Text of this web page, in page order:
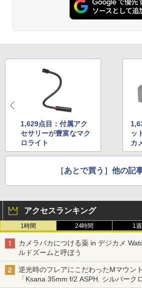
1,629点目：付属アク
セサリーが豊富なマク
ロライト
ッ
カ
［あとで買う］他の記
アクセスランキング
1時間 24時間 1
カメラバカにつける薬 in デジカメ
ルドズームと呼ぼう
逆光時のフレアにこだわったMマウ
「Ksana 35mm f/2 ASPH. シルバーク